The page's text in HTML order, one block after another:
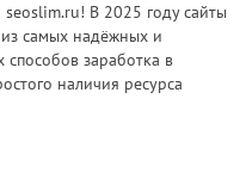
seoslim.ru! В 2025 году сайты
самых надёжных и
заработка в
наличия ресурса